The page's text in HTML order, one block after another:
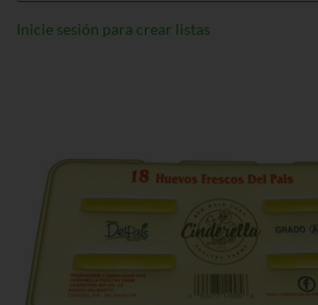
Inicie sesión para crear listas